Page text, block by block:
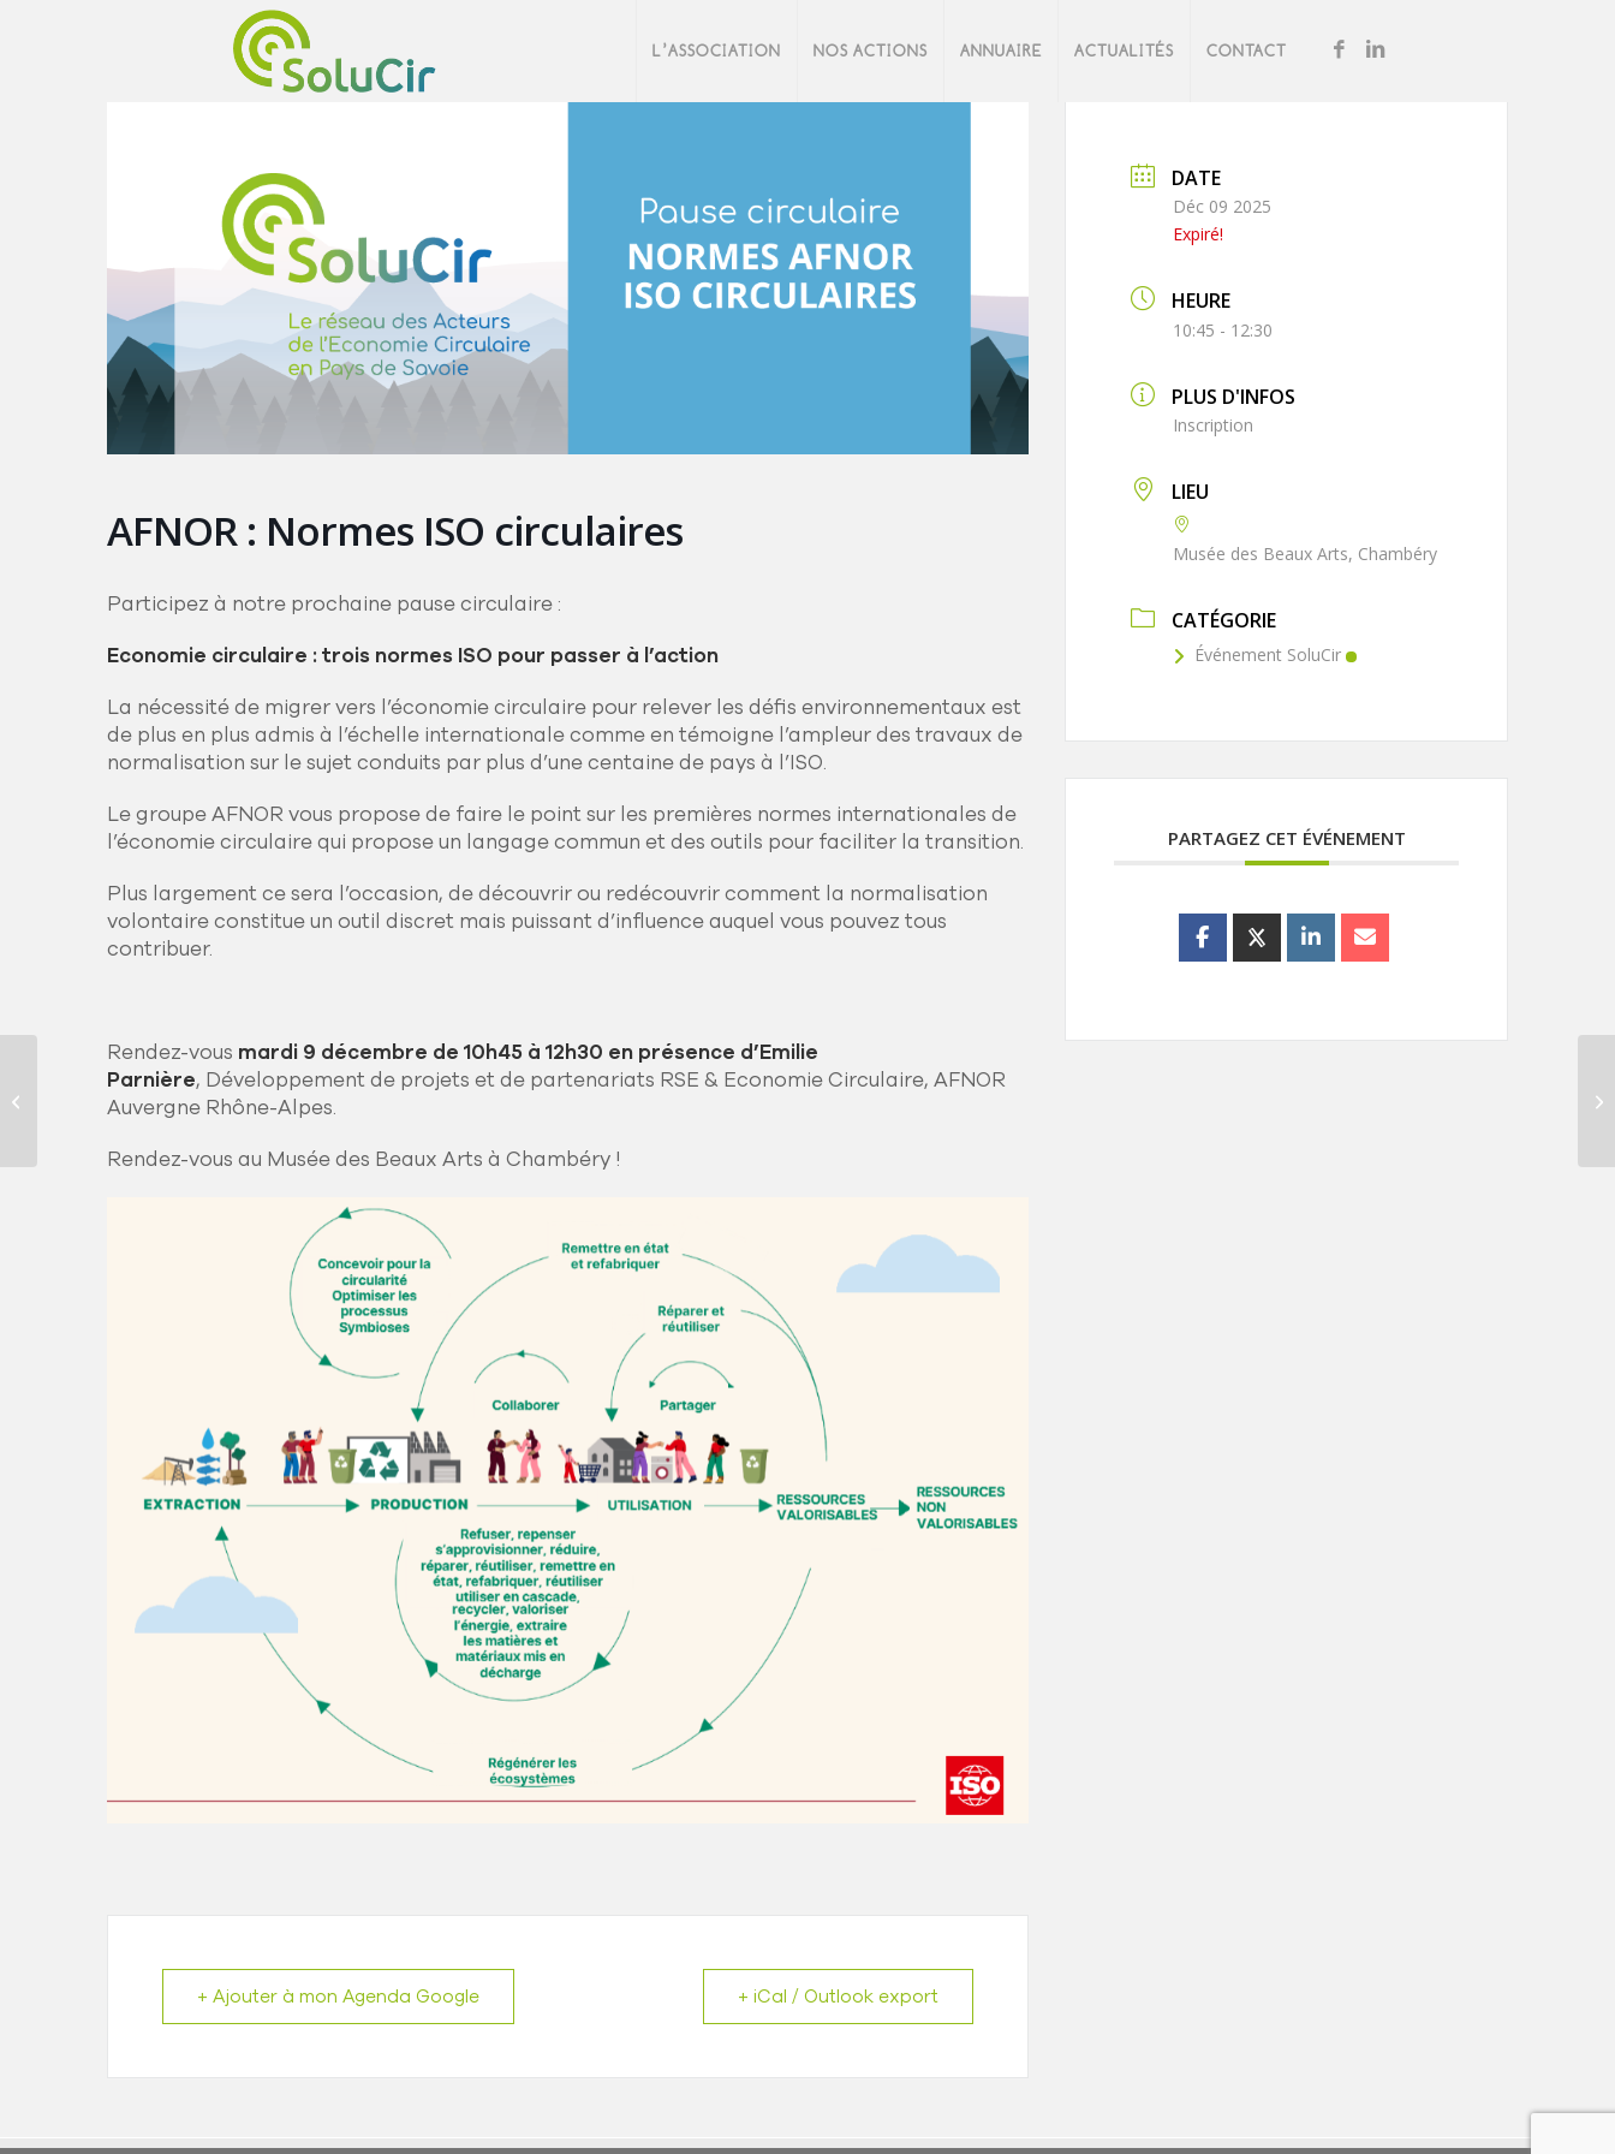
L’ASSOCIATION NOS ACTIONS ANNUAIRE ACTUALITÉS CONTACT
AFNOR : Normes ISO circulaires
Participez à notre prochaine pause circulaire :
Economie circulaire : trois normes ISO pour passer à l’action
La nécessité de migrer vers l’économie circulaire pour relever les défis environnementaux est
de plus en plus admis à l’échelle internationale comme en témoigne l’ampleur des travaux de
normalisation sur le sujet conduits par plus d’une centaine de pays à l’ISO.
Le groupe AFNOR vous propose de faire le point sur les premières normes internationales de
l’économie circulaire qui propose un langage commun et des outils pour faciliter la transition.
Plus largement ce sera l’occasion, de découvrir ou redécouvrir comment la normalisation
volontaire constitue un outil discret mais puissant d’influence auquel vous pouvez tous
contribuer.
Rendez-vous mardi 9 décembre de 10h45 à 12h30 en présence d’Emilie
Parnière, Développement de projets et de partenariats RSE & Economie Circulaire, AFNOR
Auvergne Rhône-Alpes.
Rendez-vous au Musée des Beaux Arts à Chambéry !
+ Ajouter à mon Agenda Google + iCal / Outlook export
DATE
Déc 09 2025
Expiré!
HEURE
10:45 - 12:30
PLUS D'INFOS
Inscription
LIEU
Musée des Beaux Arts, Chambéry
CATÉGORIE
Événement SoluCir
PARTAGEZ CET ÉVÉNEMENT
Assemblée générale